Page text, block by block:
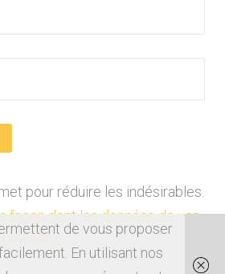
pour réduire les indésirables.
façon dont les données de vos
traitées
de vous proposer
En utilisant nos